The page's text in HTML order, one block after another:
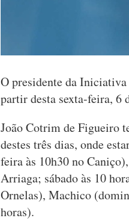
O presidente da
partir desta sexta-feira, 6
João Cotrim de Figueiro
destes três dias, onde
feira às 10h30 no
Arriaga; sábado às 10
Ornelas), Machico
horas).